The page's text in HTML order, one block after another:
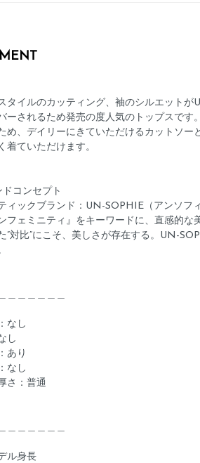
タイルのカッティング、袖のシルエット
ーされるため発売の度人気のトップスで
め、デイリーにきていただけるカットソー
着ていただけます。
コンセプト
ィックブランド：UN-SOPHIE（アンソフィ
フェミニティ』をキーワードに、直感的
”対比”にこそ、美しさが存在する。UN-
なし
し
あり
なし
さ：普通
ル身長